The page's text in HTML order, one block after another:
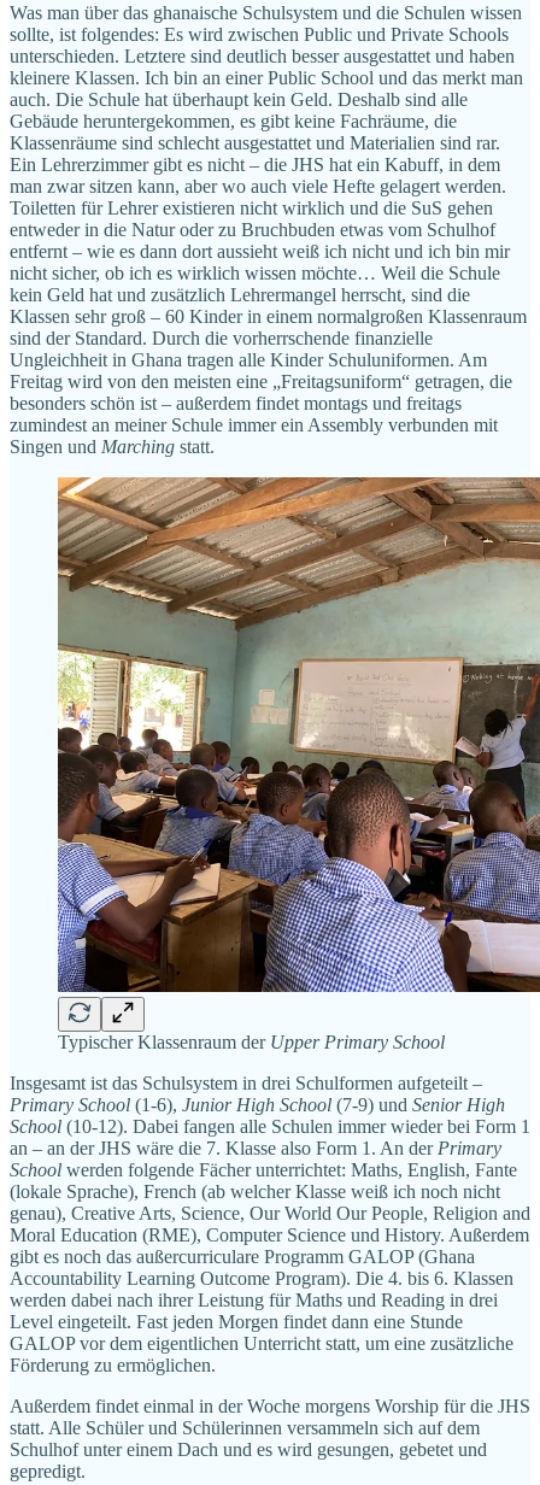
Was man über das ghanaische Schulsystem und die Schulen wissen
sollte, ist folgendes: Es wird zwischen Public und Private Schools
unterschieden. Letztere sind deutlich besser ausgestattet und haben
kleinere Klassen. Ich bin an einer Public School und das merkt man
auch. Die Schule hat überhaupt kein Geld. Deshalb sind alle
Gebäude heruntergekommen, es gibt keine Fachräume, die
Klassenräume sind schlecht ausgestattet und Materialien sind rar.
Ein Lehrerzimmer gibt es nicht – die JHS hat ein Kabuff, in dem
man zwar sitzen kann, aber wo auch viele Hefte gelagert werden.
Toiletten für Lehrer existieren nicht wirklich und die SuS gehen
entweder in die Natur oder zu Bruchbuden etwas vom Schulhof
entfernt – wie es dann dort aussieht weiß ich nicht und ich bin mir
nicht sicher, ob ich es wirklich wissen möchte… Weil die Schule
kein Geld hat und zusätzlich Lehrermangel herrscht, sind die
Klassen sehr groß – 60 Kinder in einem normalgroßen Klassenraum
sind der Standard. Durch die vorherrschende finanzielle
Ungleichheit in Ghana tragen alle Kinder Schuluniformen. Am
Freitag wird von den meisten eine „Freitagsuniform“ getragen, die
besonders schön ist – außerdem findet montags und freitags
zumindest an meiner Schule immer ein Assembly verbunden mit
Singen und Marching statt.
Typischer Klassenraum der Upper Primary School
Insgesamt ist das Schulsystem in drei Schulformen aufgeteilt –
Primary School (1-6), Junior High School (7-9) und Senior High
School (10-12). Dabei fangen alle Schulen immer wieder bei Form 1
an – an der JHS wäre die 7. Klasse also Form 1. An der Primary
School werden folgende Fächer unterrichtet: Maths, English, Fante
(lokale Sprache), French (ab welcher Klasse weiß ich noch nicht
genau), Creative Arts, Science, Our World Our People, Religion and
Moral Education (RME), Computer Science und History. Außerdem
gibt es noch das außercurriculare Programm GALOP (Ghana
Accountability Learning Outcome Program). Die 4. bis 6. Klassen
werden dabei nach ihrer Leistung für Maths und Reading in drei
Level eingeteilt. Fast jeden Morgen findet dann eine Stunde
GALOP vor dem eigentlichen Unterricht statt, um eine zusätzliche
Förderung zu ermöglichen.
Außerdem findet einmal in der Woche morgens Worship für die JHS
statt. Alle Schüler und Schülerinnen versammeln sich auf dem
Schulhof unter einem Dach und es wird gesungen, gebetet und
gepredigt.